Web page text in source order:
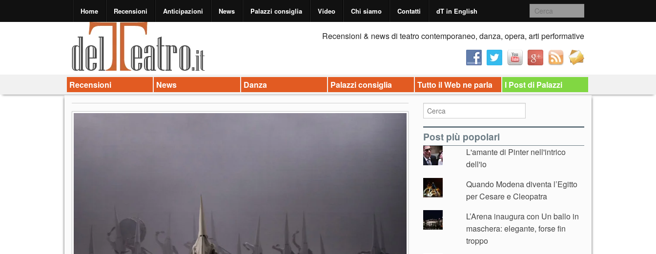
Home Recensioni Anticipazioni News Palazzi consiglia Video Chi siamo Contatti dT in English
Recensioni & news di teatro contemporaneo, danza, opera, arti performative
Recensioni News Danza Palazzi consiglia Tutto il Web ne parla I Post di Palazzi
Post più popolari
L'amante di Pinter nell'intrico
dell'io
Quando Modena diventa l’Egitto
per Cesare e Cleopatra
L’Arena inaugura con Un ballo in
maschera: elegante, forse fin
troppo